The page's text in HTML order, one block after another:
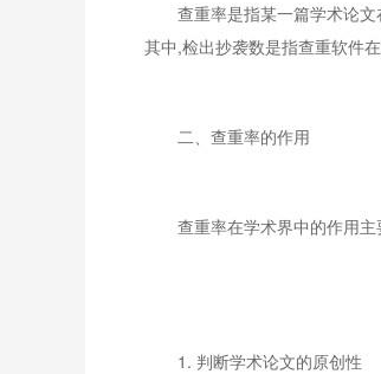
查重率是指某一篇学术论
其中,检出抄袭数是指查重软件
二、查重率的作用
查重率在学术界中的作用
1. 判断学术论文的原创性